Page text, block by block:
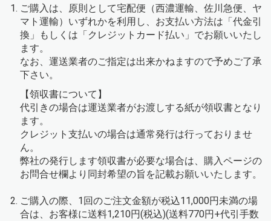
ご購入は、原則として宅配便（西濃運輸、佐川急便、ヤ
マト運輸）いずれかを利用し、お支払い方法は「代金引
換」もしくは「クレジットカード払い」でお願いいたし
ます。
なお、運送業者のご指定は出来かねますので予めご了承
下さい。
【領収書について】
代引きの場合は運送業者がお渡しする紙が領収書となり
ます。
クレジット支払いの場合は通常発行は行っておりませ
ん。
弊社の発行します領収書が必要な場合は、購入ページの
お問合せ欄より同封希望の旨を記載お願いいたします。
ご購入の際、1回のご注文金額が税込11,000円未満の場
合は、お客様に送料1,210円(税込)(送料770円+代引手数